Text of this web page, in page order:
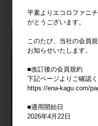
平素よりエコロファニ
がとうございます。
このたび、当社の会員
お知らせいたします。
■改訂後の会員規約
下記ページよりご確認く
https://ena-kagu.com/
■適用開始日
2026年4月22日